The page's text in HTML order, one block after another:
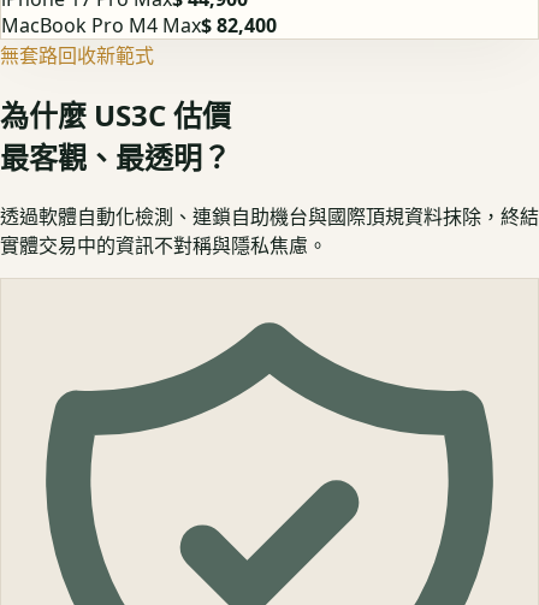
MacBook Pro M4 Max$ 82,400
無套路回收新範式
為什麼 US3C 估價
最客觀、最透明？
透過軟體自動化檢測、連鎖自助機台與國際頂規資料抹除，終結
實體交易中的資訊不對稱與隱私焦慮。